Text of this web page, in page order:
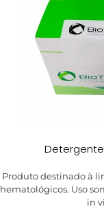
Detergente
Produto destinado à
hematológicos. Uso
in